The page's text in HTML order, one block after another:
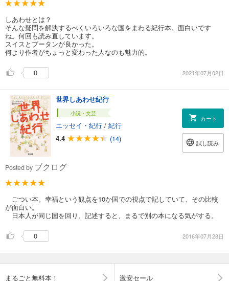
しあわせとは？
そんな疑問を解決するべくいろいろな国をまわる紀行本。面白いです
ね。何回も読み直しています。
スイスとブータンが良かった。
何より作者がちょっと変わった人なのも魅力的。
0 2021年07月02日
世界しあわせ紀行
小説・文芸
エッセイ・紀行 / 紀行
4.4
(14)
カート
試し読み
Posted by ブクログ
ごつい本。幸福という観点を10か国での視点で記していて、その比較
が面白い。
日本人が同じ国を回り、記述すると、まるで別の本になる気がする。
0 2016年07月28日
まるごと無料本！ 激安セール